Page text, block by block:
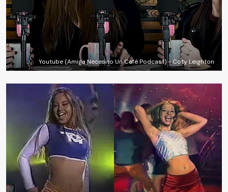
Youtube (Amiga Necesito Un Café Podcast) - Coty Leighton